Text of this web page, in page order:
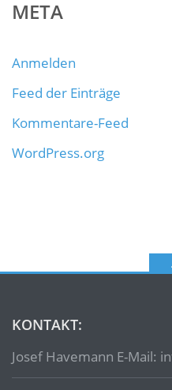
META
Anmelden
Feed der Einträge
Kommentare-Feed
WordPress.org
KONTAKT:
Josef Havemann E-Mail: